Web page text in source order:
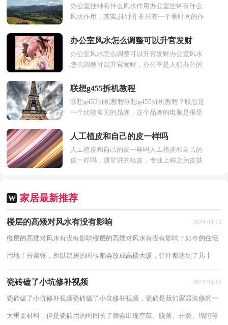
办公室挂钟有什么风水作用办公室挂钟有什么
风水作用，其实,挂钟并非只有一个看时间的作
挂钟,使其有...
办公室风水怎么调整可以升官发财
办公室风水怎么调整可以升官发财办公室风水
怎么调整可以升官发财，办公室是人们办公的
中好的风水对事业...
联想g455拆机教程
联想g455拆机教程联想g455拆机教程？联想是
一个比较常见的品牌，这个品牌的电脑是很受
想要拆除，下面小编...
人工植皮和自己的皮一样吗
人工植皮和自己的皮一样吗人工植皮和自己的
皮一样吗，通常讲的植皮，专业上称之为皮肤
W 家居最新推荐
楼层的高矮对风水有没有影响 2024-03-12
楼层的高矮对风水有没有影响楼层的高矮对风水有没有影响？如今的住宅
用地十分紧张，所以建房的时候都会改成高楼大厦，往往都达到了几十
瓷砖磕了小坑修补视频 2024-03-12
瓷砖磕了小坑修补视频瓷砖磕了小坑修补视频，瓷砖是我们家居装修的一
大重要材料，但是瓷砖用的时间长了就会出现空鼓、脱落、开裂、塌陷等